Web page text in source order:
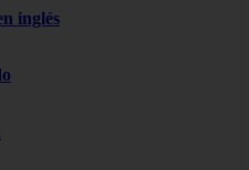
inglés